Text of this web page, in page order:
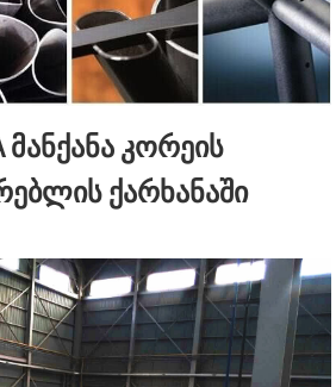
მანქანა კორეის
ქარხანაში